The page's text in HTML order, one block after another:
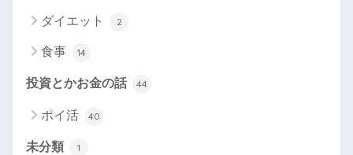
ダイエット 2
食事 14
投資とかお金の話 44
ポイ活 40
未分類 1